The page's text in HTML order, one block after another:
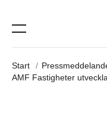
Start
AMF Fastigheter